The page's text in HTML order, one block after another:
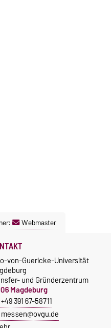
Webmaster
von-Guericke-Universität
und Gründerzentrum
Magdeburg
+49 391 67-58711
messen@ovgu.de